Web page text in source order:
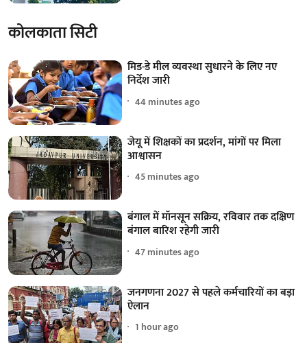
कोलकाता सिटी
मिड-डे मील व्यवस्था सुधारने के लिए नए
निर्देश जारी
44 minutes ago
जेयू में शिक्षकों का प्रदर्शन, मांगों पर मिला
आश्वासन
45 minutes ago
बंगाल में मॉनसून सक्रिय, रविवार तक दक्षिण
बंगाल बारिश रहेगी जारी
47 minutes ago
जनगणना 2027 से पहले कर्मचारियों का बड़ा
ऐलान
1 hour ago